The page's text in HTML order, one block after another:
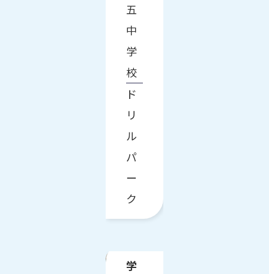
五
中
学
校
ド
リ
ル
パ
ー
ク
学